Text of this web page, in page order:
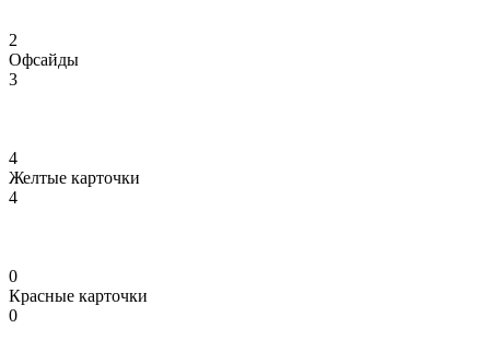
2
Офсайды
3
4
Желтые карточки
4
0
Красные карточки
0